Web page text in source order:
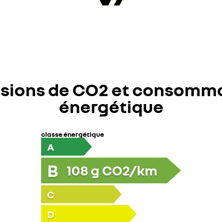
de CO2 et
énergétique
classe énergétique
A
B 108 g CO2/km
C
D